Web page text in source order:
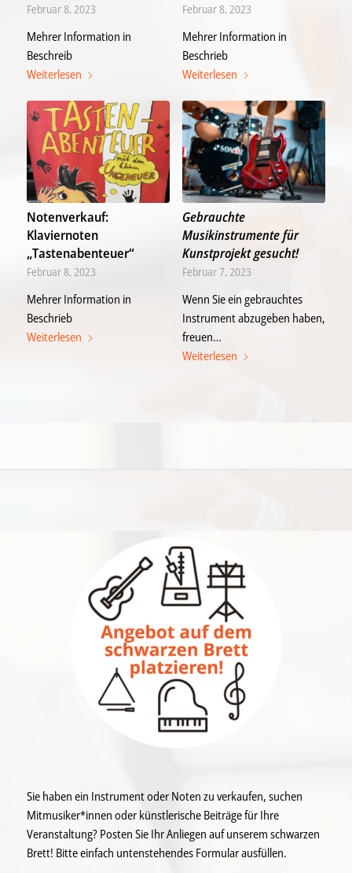
Februar 8, 2023
Mehrer Information in
Beschreib
Weiterlesen
Februar 8, 2023
Mehrer Information in
Beschrieb
Weiterlesen
Notenverkauf:
Klaviernoten
„Tastenabenteuer“
Februar 8, 2023
Mehrer Information in
Beschrieb
Weiterlesen
Gebrauchte
Musikinstrumente für
Kunstprojekt gesucht!
Februar 7, 2023
Wenn Sie ein gebrauchtes
Instrument abzugeben haben,
freuen…
Weiterlesen
Sie haben ein Instrument oder Noten zu verkaufen, suchen
Mitmusiker*innen oder künstlerische Beiträge für Ihre
Veranstaltung? Posten Sie Ihr Anliegen auf unserem schwarzen
Brett! Bitte einfach untenstehendes Formular ausfüllen.